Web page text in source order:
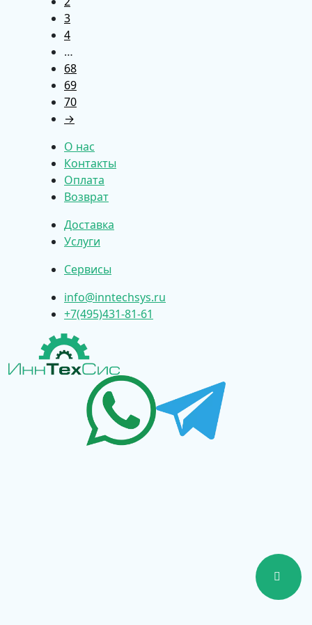
3
4
…
68
69
70
→
О нас
Контакты
Оплата
Возврат
Доставка
Услуги
Сервисы
info@inntechsys.ru
+7(495)431-81-61